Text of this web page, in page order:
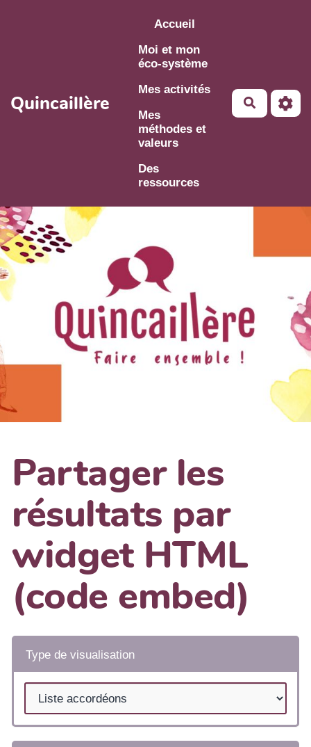
Aller au contenu principal
Quincaillère
Accueil
Moi et mon
éco-système
Mes activités
Mes
méthodes et
valeurs
Des
ressources
Partager les
résultats par
widget HTML
(code embed)
Type de visualisation